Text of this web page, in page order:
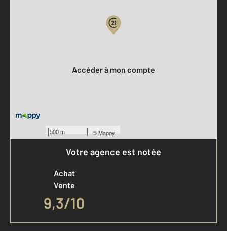
500 m ©Mappy
Accéder à mon compte
Votre agence est notée
Achat
Vente
9,3/10